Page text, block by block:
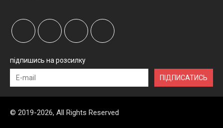
підпишись на розсилку
ПІДПИСАТИСЬ
© 2019-2026, All Rights Reserved